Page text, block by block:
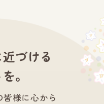
づける
。
様に心から